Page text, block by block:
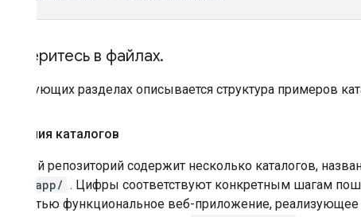
Разберитесь в файлах.
В следующих разделах описывается структура примеров
Названия каталогов
Каждый репозиторий содержит несколько каталогов,
basic-app/ . Цифры соответствуют конкретным шагам
полностью функциональное веб-приложение,